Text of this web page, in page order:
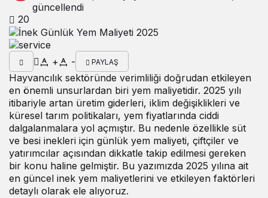
güncellendi
20
+ - PAYLAŞ
Hayvancılık sektöründe verimliliği doğrudan etkileyen
en önemli unsurlardan biri yem maliyetidir. 2025 yılı
itibariyle artan üretim giderleri, iklim değişiklikleri ve
küresel tarım politikaları, yem fiyatlarında ciddi
dalgalanmalara yol açmıştır. Bu nedenle özellikle süt
ve besi inekleri için günlük yem maliyeti, çiftçiler ve
yatırımcılar açısından dikkatle takip edilmesi gereken
bir konu haline gelmiştir. Bu yazımızda 2025 yılına ait
en güncel inek yem maliyetlerini ve etkileyen faktörleri
detaylı olarak ele alıyoruz.